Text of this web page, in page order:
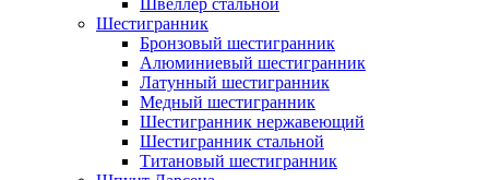
Швеллер стальной
Шестигранник
Бронзовый шестигранник
Алюминиевый шестигранник
Латунный шестигранник
Медный шестигранник
Шестигранник нержавеющий
Шестигранник стальной
Титановый шестигранник